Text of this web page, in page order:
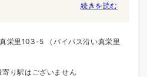
続きを読む
栄里103-5 （バイパス沿い真栄里
り駅はございません